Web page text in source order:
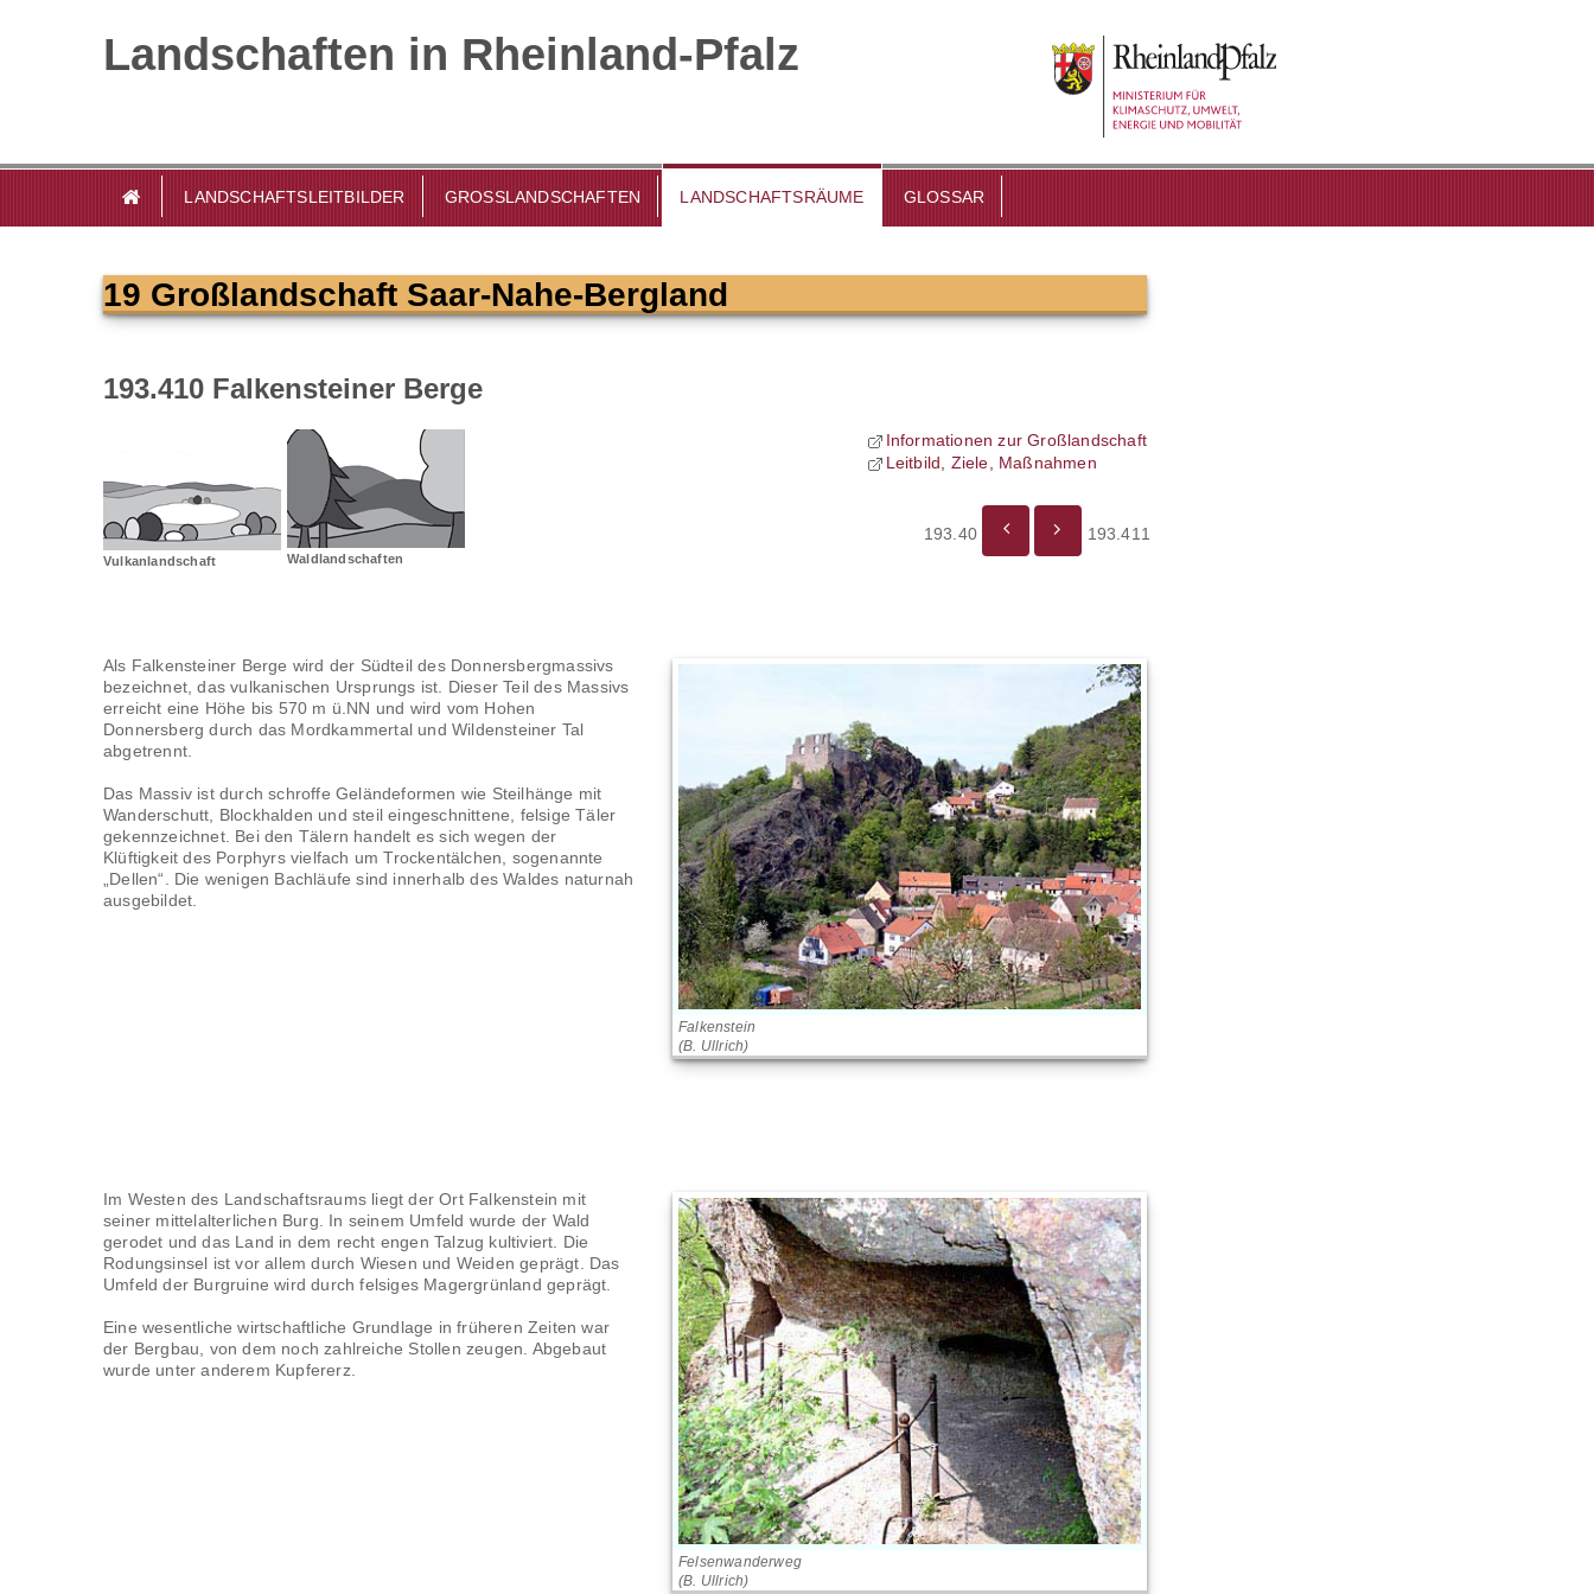
Landschaften in Rheinland-Pfalz
LANDSCHAFTSLEITBILDER GROSSLANDSCHAFTEN LANDSCHAFTSRÄUME GLOSSAR
19 Großlandschaft Saar-Nahe-Bergland
193.410 Falkensteiner Berge
Informationen zur Großlandschaft
Leitbild, Ziele, Maßnahmen
Vulkanlandschaft Waldlandschaften
193.40 193.411
Falkenstein
(B. Ullrich)
Als Falkensteiner Berge wird der Südteil des Donnersbergmassivs
bezeichnet, das vulkanischen Ursprungs ist. Dieser Teil des Massivs
erreicht eine Höhe bis 570 m ü.NN und wird vom Hohen
Donnersberg durch das Mordkammertal und Wildensteiner Tal
abgetrennt.
Das Massiv ist durch schroffe Geländeformen wie Steilhänge mit
Wanderschutt, Blockhalden und steil eingeschnittene, felsige Täler
gekennzeichnet. Bei den Tälern handelt es sich wegen der
Klüftigkeit des Porphyrs vielfach um Trockentälchen, sogenannte
„Dellen“. Die wenigen Bachläufe sind innerhalb des Waldes naturnah
ausgebildet.
Felsenwanderweg
(B. Ullrich)
Im Westen des Landschaftsraums liegt der Ort Falkenstein mit
seiner mittelalterlichen Burg. In seinem Umfeld wurde der Wald
gerodet und das Land in dem recht engen Talzug kultiviert. Die
Rodungsinsel ist vor allem durch Wiesen und Weiden geprägt. Das
Umfeld der Burgruine wird durch felsiges Magergrünland geprägt.
Eine wesentliche wirtschaftliche Grundlage in früheren Zeiten war
der Bergbau, von dem noch zahlreiche Stollen zeugen. Abgebaut
wurde unter anderem Kupfererz.